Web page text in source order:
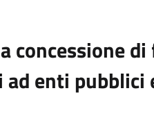
concessione
ad enti